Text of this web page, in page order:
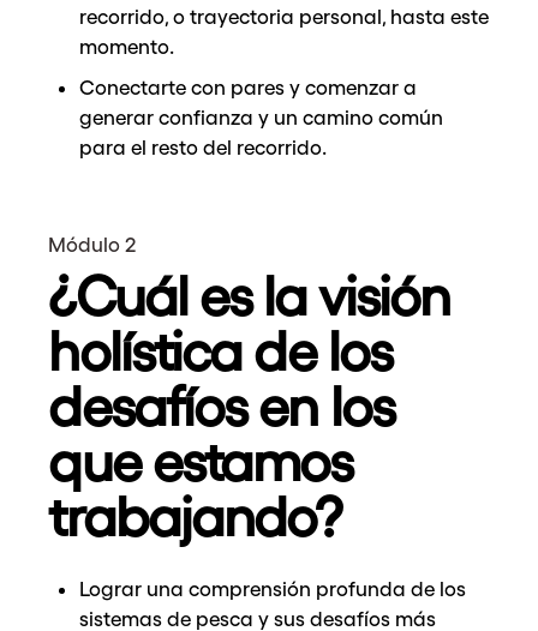
recorrido, o trayectoria personal, hasta este
momento.
Conectarte con pares y comenzar a
generar confianza y un camino común
para el resto del recorrido.
Módulo 2
¿Cuál es la visión
holística de los
desafíos en los
que estamos
trabajando?
Lograr una comprensión profunda de los
sistemas de pesca y sus desafíos más